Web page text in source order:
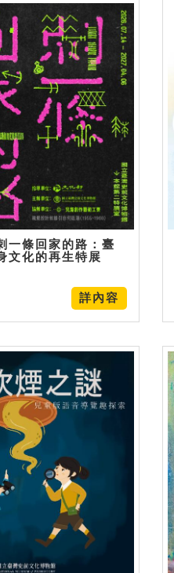
一條回家的路：臺
文化的再生特展
詳內容